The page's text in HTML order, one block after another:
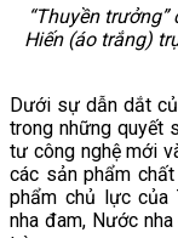
“Thuyền
Hiến (áo trắng)
Dưới sự dẫn dắt
trong những quyết
tư công nghệ mới
các sản phẩm
phẩm chủ lực của
nha đam, Nước